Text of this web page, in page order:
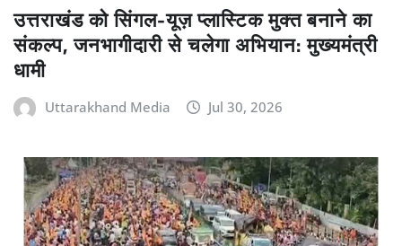
उत्तराखंड को सिंगल-यूज़ प्लास्टिक मुक्त बनाने का
संकल्प, जनभागीदारी से चलेगा अभियान: मुख्यमंत्री
धामी
Uttarakhand Media Jul 30, 2026